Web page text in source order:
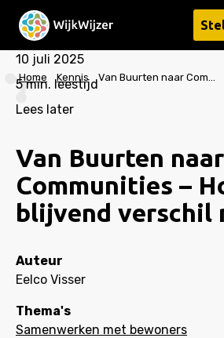
Home Kennis Van Buurten naar Communities – Hoe ABCD blijvend verschil maakt
10 juli 2025
5 min. leestijd
Lees later
Van Buurten naar
Communities –
blijvend verschil
Auteur
Eelco Visser
Thema's
Samenwerken met bewoners